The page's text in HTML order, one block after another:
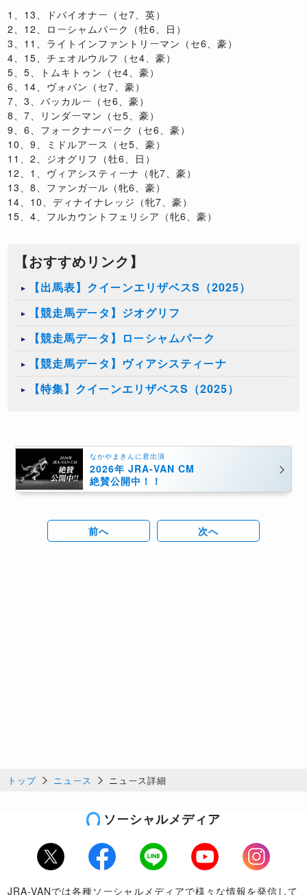
1、13、ドバイオナー（セ7、英）
2、12、ローシャムパーク（牡6、日）
3、11、ライトインファントリーマン（セ6、豪）
4、15、チェオルウルフ（セ4、豪）
5、5、トムキトゥン（セ4、豪）
6、14、ヴォバン（セ7、豪）
7、3、バッカルー（セ6、豪）
8、7、リンダーマン（セ5、豪）
9、6、フォークナーパーク（セ6、豪）
10、9、ミドルアース（セ5、豪）
11、2、ジオグリフ（牡6、日）
12、1、ヴィアシスティーナ（牝7、豪）
13、8、ファンガール（牝6、豪）
14、10、ディナイナレッジ（牝7、豪）
15、4、フルカウントフェリシア（牝6、豪）
【おすすめリンク】
【出馬表】クイーンエリザベスS（2025）
【競走馬データ】ジオグリフ
【競走馬データ】ローシャムパーク
【競走馬データ】ヴィアシスティーナ
【特集】クイーンエリザベスS（2025）
なかやまきんに君出演
2026年 JRA-VAN CM
絶賛公開中！！
前へ 次へ
トップ ニュース ニュース詳細
ソーシャルメディア
Twitter Facebook LINE Youtube
Instagram
JRA-VANでは各種ソーシャルメディアで様々な情報を発信して